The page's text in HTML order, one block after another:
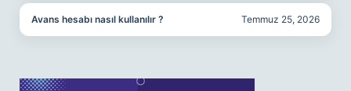
Avans hesabı nasıl kullanılır ? Temmuz 25, 2026